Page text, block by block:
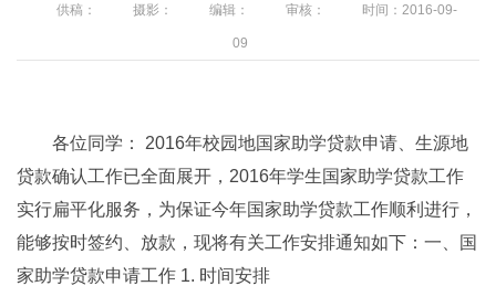
供稿： 摄影： 编辑： 审核： 时间：2016-09-
09
各位同学： 2016年校园地国家助学贷款申请、生源地
贷款确认工作已全面展开，2016年学生国家助学贷款工作
实行扁平化服务，为保证今年国家助学贷款工作顺利进行，
能够按时签约、放款，现将有关工作安排通知如下：一、国
家助学贷款申请工作 1. 时间安排